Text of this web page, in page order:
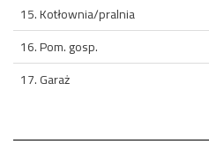
15. Kotłownia/pralnia
16. Pom. gosp.
17. Garaż